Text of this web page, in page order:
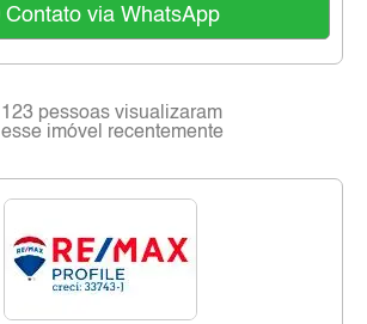
Contato via WhatsApp
123 pessoas visualizaram
esse imóvel recentemente